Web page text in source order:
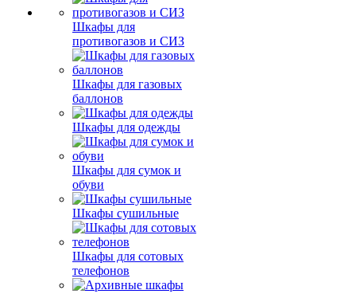
Шкафы для
противогазов и СИЗ
Шкафы для газовых
баллонов
Шкафы для одежды
Шкафы для сумок и
обуви
Шкафы сушильные
Шкафы для сотовых
телефонов